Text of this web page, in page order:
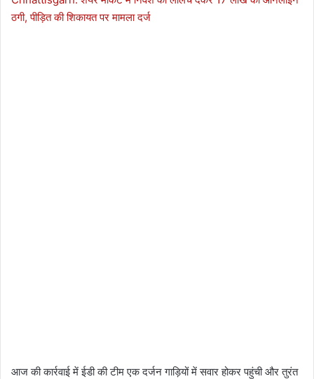
ठगी, पीड़ित की शिकायत पर मामला दर्ज
आज की कार्रवाई में ईडी की टीम एक दर्जन गाड़ियों में सवार होकर पहुंची और तुरंत